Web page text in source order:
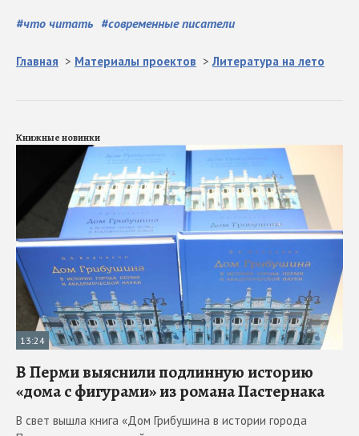
#что читать #современные писатели
Главная > Материалы проектов >Литература на лето
Книжные новинки
13:24
В Перми выяснили подлинную историю
«дома с фигурами» из романа Пастернака
В свет вышла книга «Дом Грибушина в истории города